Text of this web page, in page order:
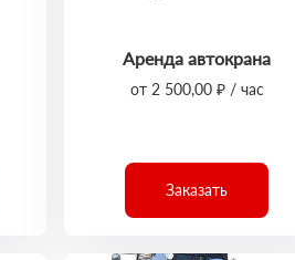
Аренда автокрана
от 2 500,00 ₽ / час
Заказать